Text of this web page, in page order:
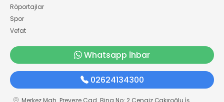
Röportajlar
Spor
Vefat
Whatsapp İhbar
02624134300